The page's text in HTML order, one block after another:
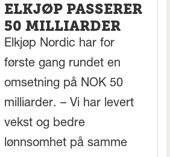
ELKJØP PASSERER
50 MILLIARDER
Elkjøp Nordic har for
første gang rundet en
omsetning på NOK 50
milliarder. – Vi har levert
vekst og bedre
lønnsomhet på samme